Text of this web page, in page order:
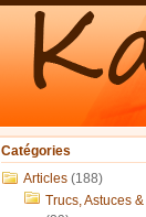
Catégories
Articles(188)
Trucs, Astuces